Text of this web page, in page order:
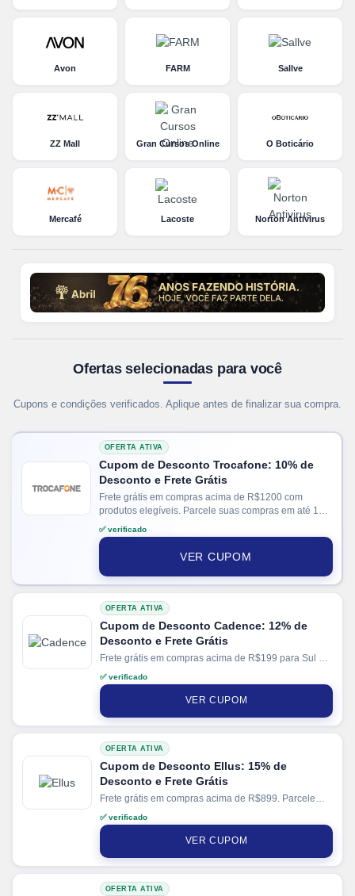
Avon FARM Sallve
ZZ Mall Gran Cursos Online O Boticário
Mercafé Lacoste Norton Antivirus
Ofertas selecionadas para você
Cupons e condições verificados. Aplique antes de finalizar sua compra.
OFERTA ATIVA
Cupom de Desconto Trocafone: 10% de
Desconto e Frete Grátis
Frete grátis em compras acima de R$1200 com
produtos elegíveis. Parcele suas compras em até 12x
no cartão. Ganhe + 15% de desconto em pagamentos
via PIX.
✅ verificado
VER CUPOM
OFERTA ATIVA
Cupom de Desconto Cadence: 12% de
Desconto e Frete Grátis
Frete grátis em compras acima de R$199 para Sul e
Sudeste. Parcele suas compras em até 10x sem juros
no cartão.
✅ verificado
VER CUPOM
OFERTA ATIVA
Cupom de Desconto Ellus: 15% de
Desconto e Frete Grátis
Frete grátis em compras acima de R$899. Parcele
suas compras em até 10x sem juros no cartão.
✅ verificado
VER CUPOM
OFERTA ATIVA